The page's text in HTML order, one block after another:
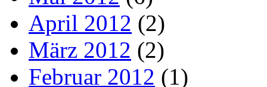
April 2012 (2)
März 2012 (2)
Februar 2012 (1)